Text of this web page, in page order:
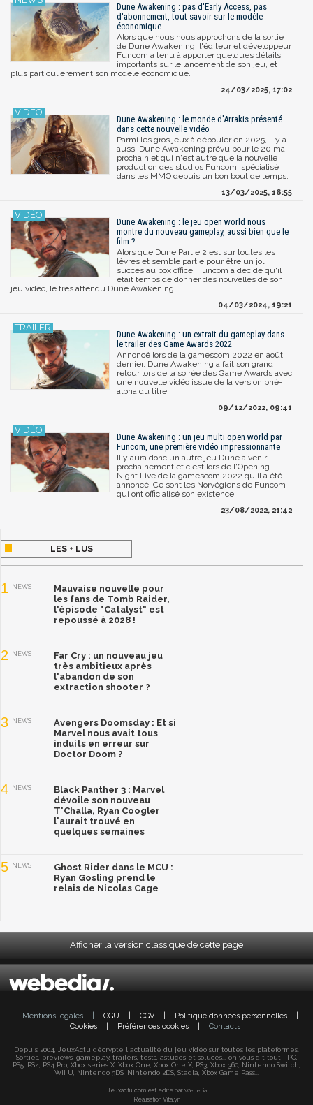
Dune Awakening : pas d'Early Access, pas
d'abonnement, tout savoir sur le modèle
économique
Alors que nous nous approchons de la sortie
de Dune Awakening, l'éditeur et développeur
Funcom a tenu à apporter quelques détails
importants sur le lancement de son jeu, et
plus particulièrement son modèle économique.
24/03/2025, 17:02
Dune Awakening : le monde d'Arrakis présenté
dans cette nouvelle vidéo
Parmi les gros jeux à débouler en 2025, il y a
aussi Dune Awakening prévu pour le 20 mai
prochain et qui n'est autre que la nouvelle
production des studios Funcom, spécialisé
dans les MMO depuis un bon bout de temps.
13/03/2025, 16:55
Dune Awakening : le jeu open world nous
montre du nouveau gameplay, aussi bien que le
film ?
Alors que Dune Partie 2 est sur toutes les
lèvres et semble partie pour être un joli
succès au box office, Funcom a décidé qu'il
était temps de donner des nouvelles de son
jeu vidéo, le très attendu Dune Awakening.
04/03/2024, 19:21
Dune Awakening : un extrait du gameplay dans
le trailer des Game Awards 2022
Annoncé lors de la gamescom 2022 en août
dernier, Dune Awakening a fait son grand
retour lors de la soirée des Game Awards avec
une nouvelle vidéo issue de la version phé-
alpha du titre.
09/12/2022, 09:41
Dune Awakening : un jeu multi open world par
Funcom, une première vidéo impressionnante
Il y aura donc un autre jeu Dune à venir
prochainement et c'est lors de l'Opening
Night Live de la gamescom 2022 qu'il a été
annoncé. Ce sont les Norvégiens de Funcom
qui ont officialisé son existence.
23/08/2022, 21:42
LES + LUS
1 NEWS
Mauvaise nouvelle pour
les fans de Tomb Raider,
l'épisode "Catalyst" est
repoussé à 2028 !
2 NEWS
Far Cry : un nouveau jeu
très ambitieux après
l'abandon de son
extraction shooter ?
3 NEWS
Avengers Doomsday : Et si
Marvel nous avait tous
induits en erreur sur
Doctor Doom ?
4 NEWS
Black Panther 3 : Marvel
dévoile son nouveau
T'Challa, Ryan Coogler
l'aurait trouvé en
quelques semaines
5 NEWS
Ghost Rider dans le MCU :
Ryan Gosling prend le
relais de Nicolas Cage
Afficher la version classique de cette page
Mentions légales CGU CGV Politique données personnelles
Cookies
Préférences cookies Contacts
Depuis 2004, JeuxActu décrypte l'actualité du jeu vidéo sur toutes les plateformes.
Sorties, previews, gameplay, trailers, tests, astuces et soluces... on vous dit tout ! PC,
PS5, PS4, PS4 Pro, Xbox series X, Xbox One, Xbox One X, PS3, Xbox 360, Nintendo Switch,
Wii U, Nintendo 3DS, Nintendo 2DS, Stadia, Xbox Game Pass...
Jeuxactu.com est édité par Webedia
Réalisation Vitalyn